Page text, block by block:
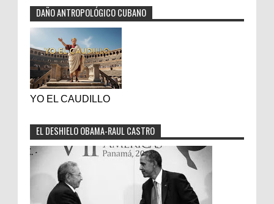
DAÑO ANTROPOLÓGICO CUBANO
YO EL CAUDILLO
EL DESHIELO OBAMA-RAUL CASTRO